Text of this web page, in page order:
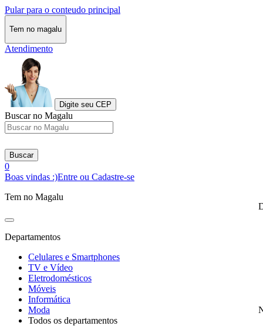
Pular para o conteudo principal
Tem no magalu
Atendimento
Digite seu CEP
Buscar no Magalu
Buscar
0
Boas vindas :)Entre ou Cadastre-se
Tem no Magalu
Departamentos
Celulares e Smartphones
TV e Vídeo
Eletrodomésticos
Móveis
Informática
Moda
Todos os departamentos